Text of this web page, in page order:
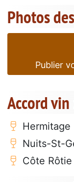
Photos
Publier
Accord
Hermitage
Nuits-St-
Côte Rôtie